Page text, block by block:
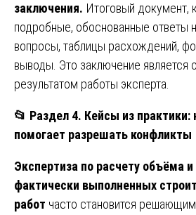
заключения. Итоговый документ,
подробные, обоснованные ответы
вопросы, таблицы расхождений,
выводы. Это заключение является
результатом работы эксперта.
📂 Раздел 4. Кейсы из практики:
помогает разрешать конфликты
Экспертиза по расчету объёма
фактически выполненных
работ часто становится